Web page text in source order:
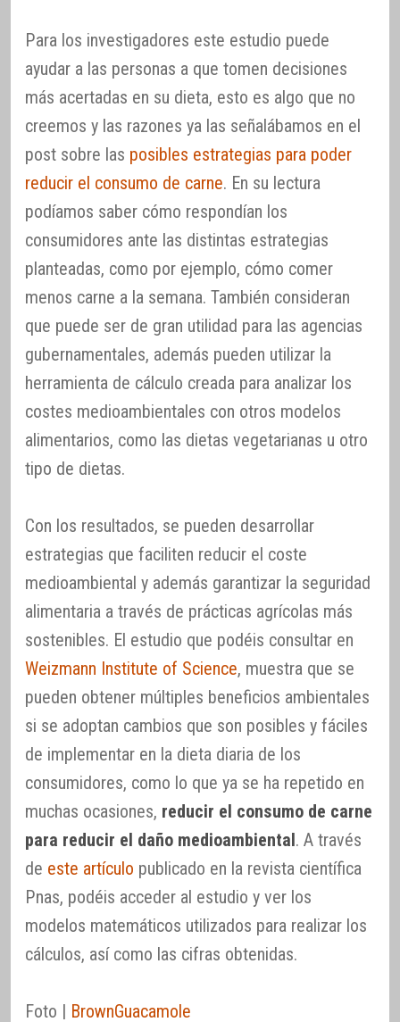
Para los investigadores este estudio puede
ayudar a las personas a que tomen decisiones
más acertadas en su dieta, esto es algo que no
creemos y las razones ya las señalábamos en el
post sobre las posibles estrategias para poder
reducir el consumo de carne. En su lectura
podíamos saber cómo respondían los
consumidores ante las distintas estrategias
planteadas, como por ejemplo, cómo comer
menos carne a la semana. También consideran
que puede ser de gran utilidad para las agencias
gubernamentales, además pueden utilizar la
herramienta de cálculo creada para analizar los
costes medioambientales con otros modelos
alimentarios, como las dietas vegetarianas u otro
tipo de dietas.
Con los resultados, se pueden desarrollar
estrategias que faciliten reducir el coste
medioambiental y además garantizar la seguridad
alimentaria a través de prácticas agrícolas más
sostenibles. El estudio que podéis consultar en
Weizmann Institute of Science, muestra que se
pueden obtener múltiples beneficios ambientales
si se adoptan cambios que son posibles y fáciles
de implementar en la dieta diaria de los
consumidores, como lo que ya se ha repetido en
muchas ocasiones, reducir el consumo de carne
para reducir el daño medioambiental. A través
de este artículo publicado en la revista científica
Pnas, podéis acceder al estudio y ver los
modelos matemáticos utilizados para realizar los
cálculos, así como las cifras obtenidas.
Foto | BrownGuacamole